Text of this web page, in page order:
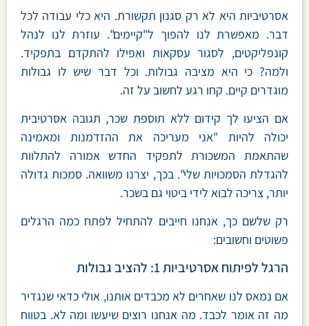
אסרטיביות היא לא רק סגנון תקשורת. היא כלי עבודה לכל
דבר. מאפשרת לנו להפוך ל"קיימים". עוזרת לנו לנהל
קונפליקטים, לסגור עסקאות ואפילו להתקדם בתפקיד.
ולמה? כי היא מציבה גבולות. וכל דבר שיש לו גבולות
מוגדרים קיים. קחו רגע לחשוב על זה.
אם הציעו לך קידום ללא תוספת שכר, תגובה אסרטיבית
יכולה להיות "אני מעריכה את ההזדמנות ומאמינה
שהתאמת המשכורת לתפקיד החדש אמורה להתלוות
להגדלת הסמכויות שלי". בכך, יצרנו משוואה. סמכות גדולה
יותר, צריכה לבוא לידי ביטוי גם בשכר.
רק שלשם כך, אנחנו חייבים להתחיל לפתח כמה הרגלים
פשוטים וחשובים:
הרגל לפיתוח אסרטיביות 1: להציב גבולות
אם נמאס לנו שאחרים לא מכבדים אותנו, אולי כדאי שנגדיר
מה זה אומר לכבד. מה אנחנו רוצים שיעשו ומה לא. בטווח